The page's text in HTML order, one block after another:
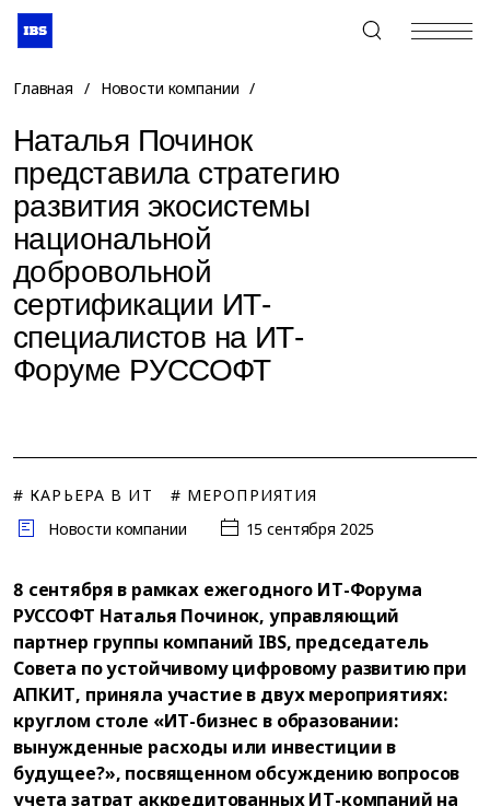
+7 (495) 967-80-80
Главная / Новости компании /
Наталья Починок
представила стратегию
развития экосистемы
национальной
добровольной
сертификации ИТ-
специалистов на ИТ-
Форуме РУССОФТ
# КАРЬЕРА В ИТ
# МЕРОПРИЯТИЯ
Новости компании
15 сентября 2025
8 сентября в рамках ежегодного ИТ-Форума
РУССОФТ Наталья Починок, управляющий
партнер группы компаний IBS, председатель
Совета по устойчивому цифровому развитию при
АПКИТ, приняла участие в двух мероприятиях:
круглом столе «ИТ-бизнес в образовании:
вынужденные расходы или инвестиции в
будущее?», посвященном обсуждению вопросов
учета затрат аккредитованных ИТ-компаний на